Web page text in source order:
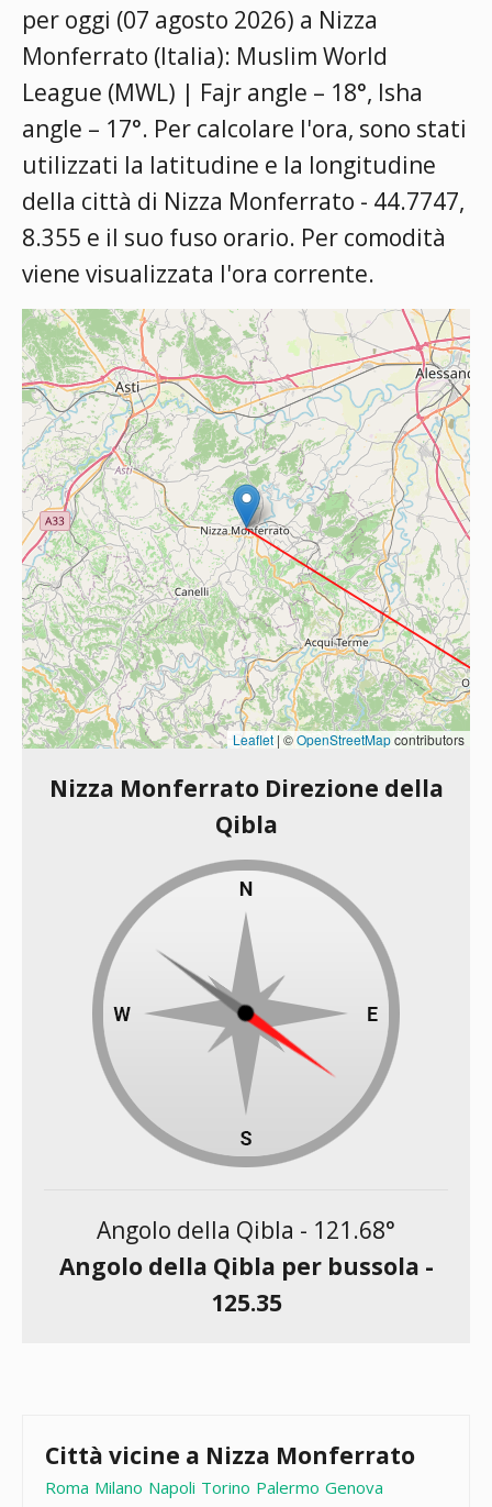
per oggi (07 agosto 2026) a Nizza
Monferrato (Italia): Muslim World
League (MWL) | Fajr angle – 18°, Isha
angle – 17°. Per calcolare l'ora, sono stati
utilizzati la latitudine e la longitudine
della città di Nizza Monferrato - 44.7747,
8.355 e il suo fuso orario. Per comodità
viene visualizzata l'ora corrente.
Leaflet | ©OpenStreetMapcontributors
Nizza Monferrato Direzione della
Qibla
Angolo della Qibla - 121.68°
Angolo della Qibla per bussola -
125.35
Città vicine a Nizza Monferrato
Roma Milano Napoli Torino Palermo Genova